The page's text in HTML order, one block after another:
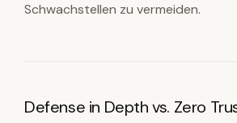
Schwachstellen zu vermeiden.
Defense in Depth vs. Zero